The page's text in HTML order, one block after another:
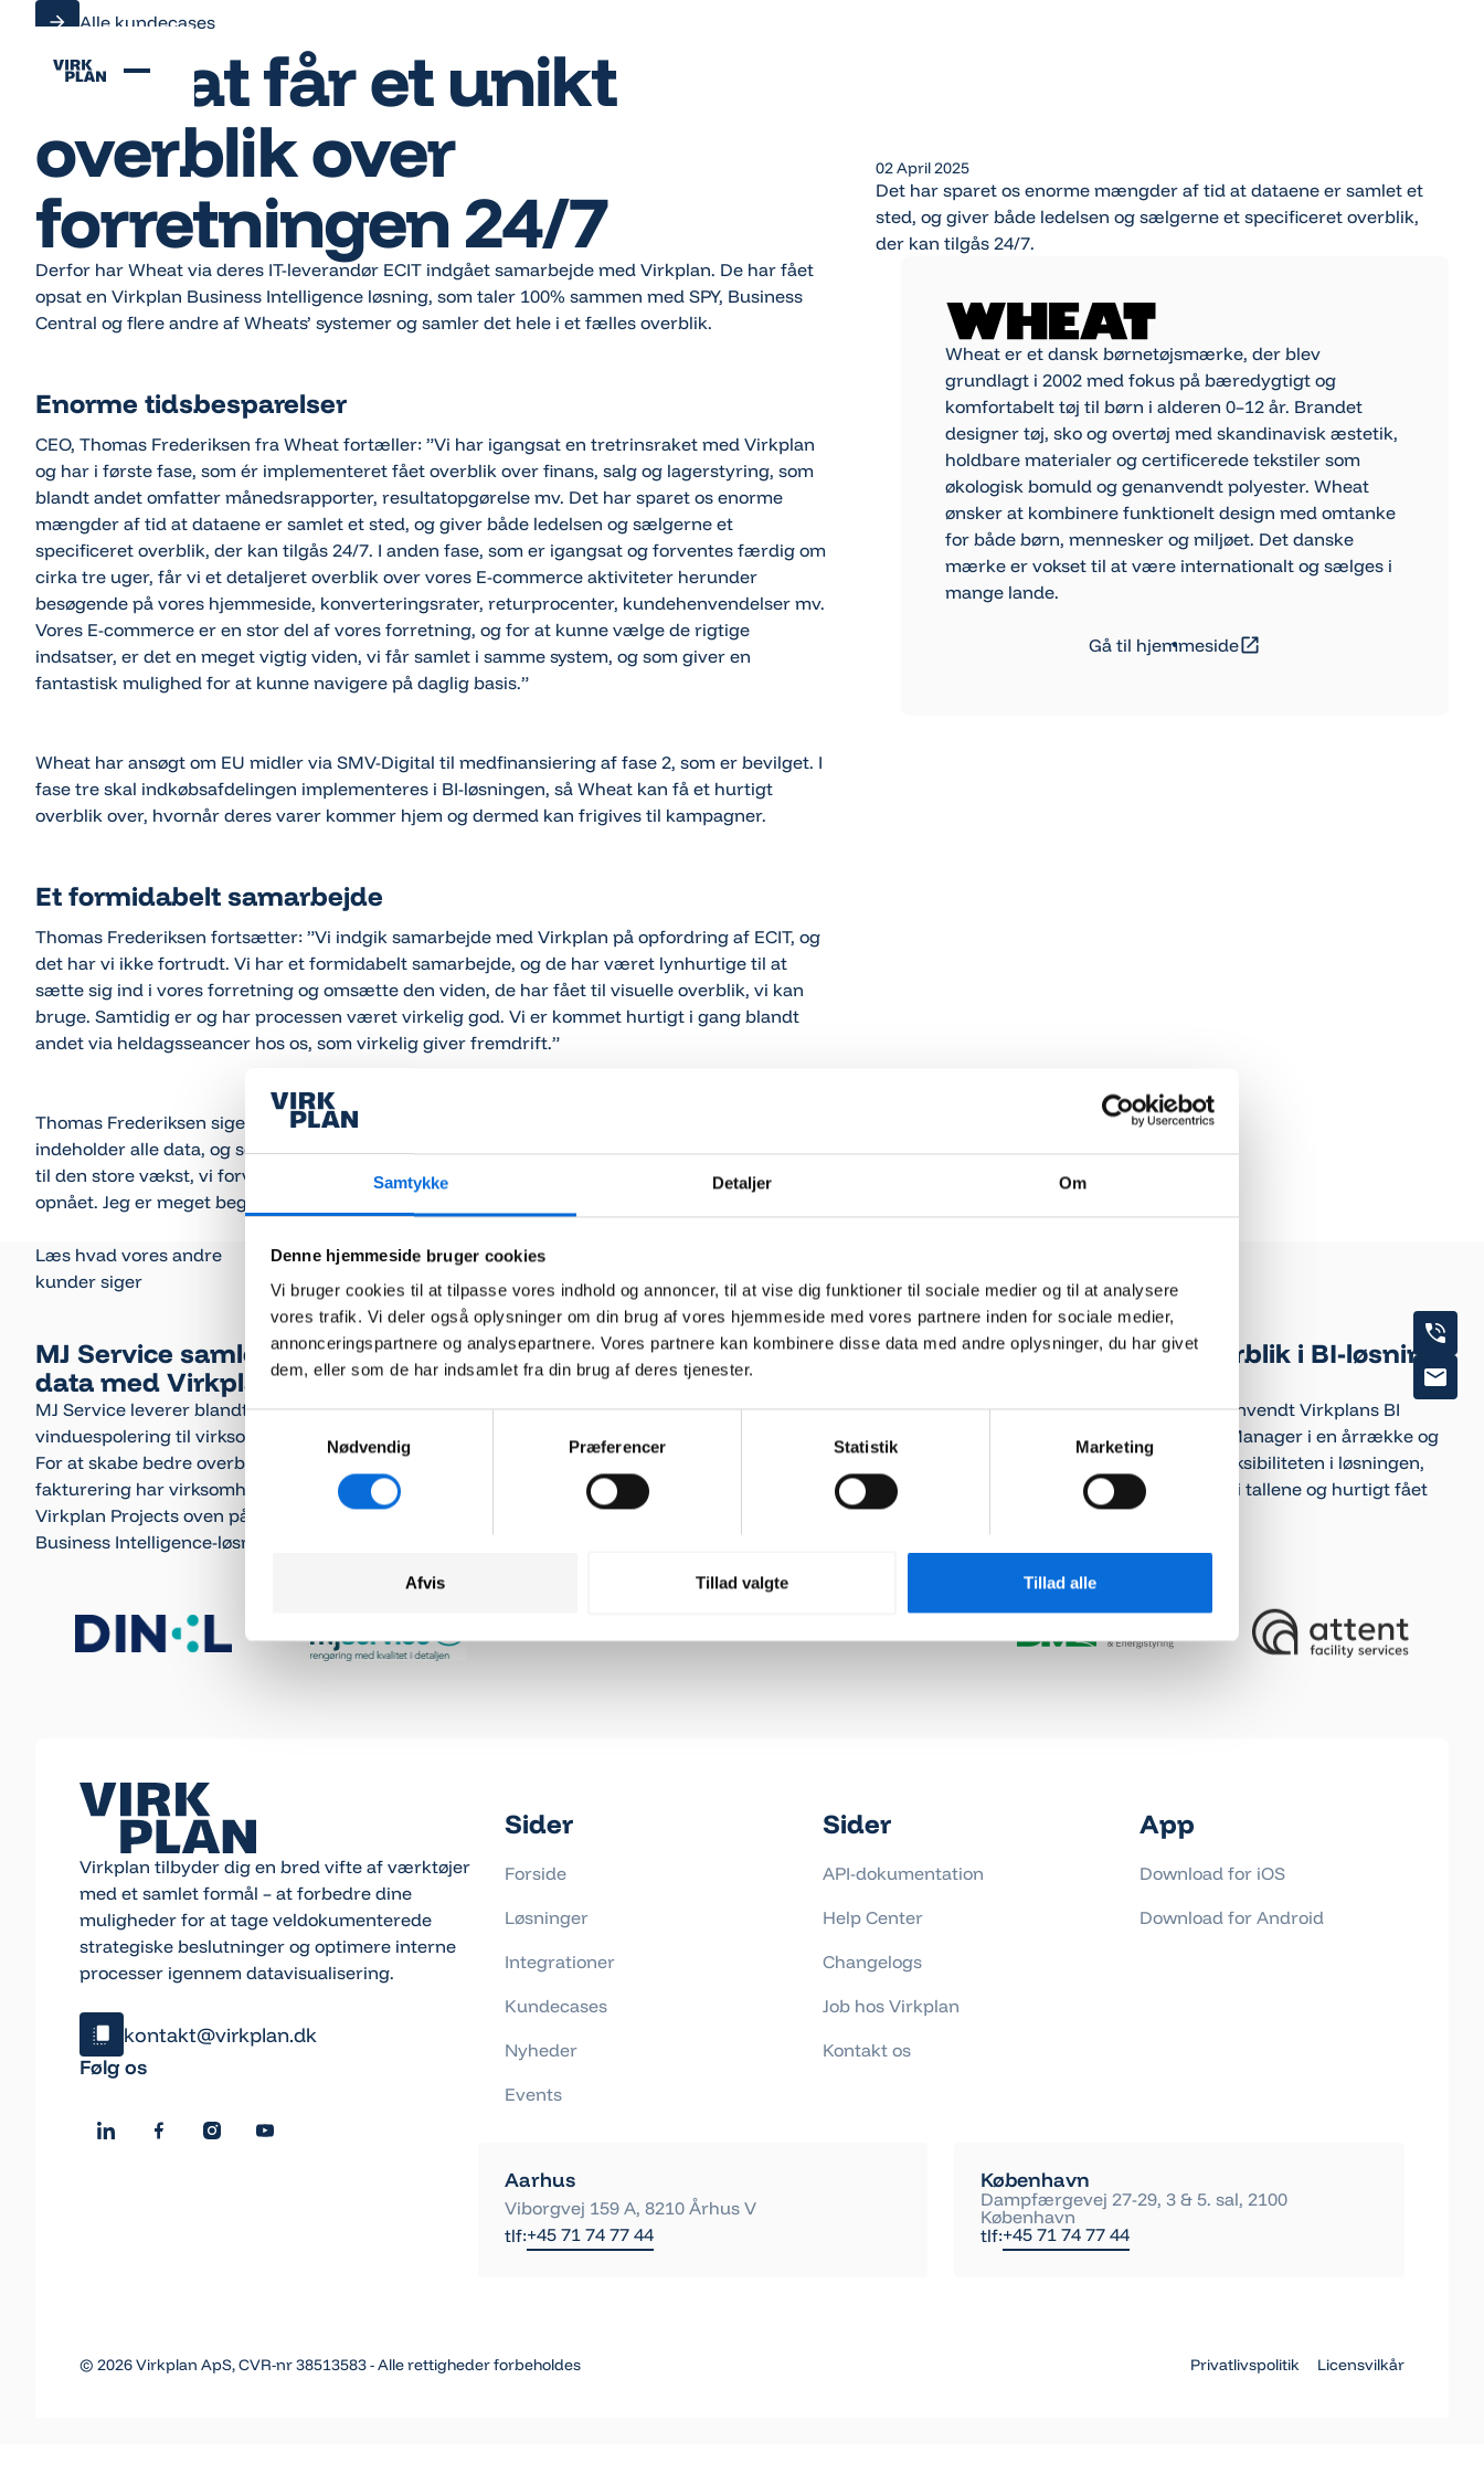
Samtykke Detaljer Om
Denne hjemmeside bruger cookies
Vi bruger cookies til at tilpasse vores indhold og annoncer, til at vise dig funktioner til sociale medier og til at analysere
vores trafik. Vi deler også oplysninger om din brug af vores hjemmeside med vores partnere inden for sociale medier,
annonceringspartnere og analysepartnere. Vores partnere kan kombinere disse data med andre oplysninger, du har givet
dem, eller som de har indsamlet fra din brug af deres tjenester.
Samtykkevalg
Nødvendig
Præferencer Statistik Marketing
Afvis Tillad valgte Tillad alle
Alle kundecases
Alle kundecases
Wheat får et unikt
overblik over
forretningen 24/7
02 April 2025
Det har sparet os enorme mængder af tid at dataene er samlet et
sted, og giver både ledelsen og sælgerne et specificeret overblik,
der kan tilgås 24/7.
Derfor har Wheat via deres IT-leverandør ECIT indgået samarbejde med Virkplan. De har fået
opsat en Virkplan Business Intelligence løsning, som taler 100% sammen med SPY, Business
Central og flere andre af Wheats’ systemer og samler det hele i et fælles overblik.
Enorme tidsbesparelser
CEO, Thomas Frederiksen fra Wheat fortæller: ”Vi har igangsat en tretrinsraket med Virkplan
og har i første fase, som ér implementeret fået overblik over finans, salg og lagerstyring, som
blandt andet omfatter månedsrapporter, resultatopgørelse mv. Det har sparet os enorme
mængder af tid at dataene er samlet et sted, og giver både ledelsen og sælgerne et
specificeret overblik, der kan tilgås 24/7. I anden fase, som er igangsat og forventes færdig om
cirka tre uger, får vi et detaljeret overblik over vores E-commerce aktiviteter herunder
besøgende på vores hjemmeside, konverteringsrater, returprocenter, kundehenvendelser mv.
Vores E-commerce er en stor del af vores forretning, og for at kunne vælge de rigtige
indsatser, er det en meget vigtig viden, vi får samlet i samme system, og som giver en
fantastisk mulighed for at kunne navigere på daglig basis.”
Wheat har ansøgt om EU midler via SMV-Digital til medfinansiering af fase 2, som er bevilget. I
fase tre skal indkøbsafdelingen implementeres i BI-løsningen, så Wheat kan få et hurtigt
overblik over, hvornår deres varer kommer hjem og dermed kan frigives til kampagner.
Et formidabelt samarbejde
Thomas Frederiksen fortsætter: ”Vi indgik samarbejde med Virkplan på opfordring af ECIT, og
det har vi ikke fortrudt. Vi har et formidabelt samarbejde, og de har været lynhurtige til at
sætte sig ind i vores forretning og omsætte den viden, de har fået til visuelle overblik, vi kan
bruge. Samtidig er og har processen været virkelig god. Vi er kommet hurtigt i gang blandt
andet via heldagsseancer hos os, som virkelig giver fremdrift.”
Thomas Frederiksen siger afsluttende:
indeholder alle data, og som vi kan stole på. Det er en kæmpe fordel og en vigtig brik i forhold
til den store vækst, vi forventer fortsætter. Dertil kommer de enorme tidsbesparelser, vi har
opnået. Jeg er meget begejstret.”
Wheat er et dansk børnetøjsmærke, der blev
grundlagt i 2002 med fokus på bæredygtigt og
komfortabelt tøj til børn i alderen 0–12 år. Brandet
designer tøj, sko og overtøj med skandinavisk æstetik,
holdbare materialer og certificerede tekstiler som
økologisk bomuld og genanvendt polyester. Wheat
ønsker at kombinere funktionelt design med omtanke
for både børn, mennesker og miljøet. Det danske
mærke er vokset til at være internationalt og sælges i
mange lande.
Gå til hjemmeside
Læs hvad vores andre
kunder siger
MJ Service samler planlægning og
data med Virkplan Projects og BI
MJ Service leverer blandt andet ejendomsservice og
vinduespolering til virksomheder og boligforeninger.
For at skabe bedre overblik over planlægning, data og
fakturering har virksomheden implementeret
Virkplan Projects oven på deres eksisterende
Business Intelligence-løsning fra Virkplan.
Virkplans platform leverer CO2
regnskab til Unitas Rejsers kunder
Unitas Rejser får et godt overblik over, hvad deres
solgte rejser har kostet, og hvor stor fortjenesten har
Fleksibilitet og overblik i BI-løsning
Attent Facility Services har anvendt Virkplans BI
løsning sammen med CleanManager i en årrække og
er super tilfredse. Særligt fleksibiliteten i løsningen,
hvor de både kan dykke ned i tallene og hurtigt fået
overblik, sætter de pris på.
Virkplan tilbyder dig en bred vifte af værktøjer
med et samlet formål – at forbedre dine
muligheder for at tage veldokumenterede
strategiske beslutninger og optimere interne
processer igennem datavisualisering.
kontakt@virkplan.dk
Klik og kopiér email
Følg os
Sider
Forside
Løsninger
Integrationer
Kundecases
Nyheder
Events
Sider
API-dokumentation
Help Center
Changelogs
Job hos Virkplan
Kontakt os
App
Download for iOS
Download for Android
Aarhus
Viborgvej 159 A, 8210 Århus V
tlf:+45 71 74 77 44
København
Dampfærgevej 27-29, 3 & 5. sal, 2100
København
tlf:+45 71 74 77 44
© 2026Virkplan ApS, CVR-nr 38513583 - Alle rettigheder forbeholdes Privatlivspolitik Licensvilkår